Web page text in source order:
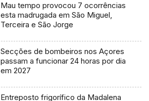
Mau tempo provocou 7 ocorrências
esta madrugada em São Miguel,
Terceira e São Jorge
Secções de bombeiros nos Açores
passam a funcionar 24 horas por dia
em 2027
Entreposto frigorífico da Madalena